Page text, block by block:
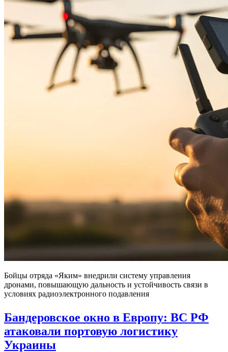
Бойцы отряда «Яким» внедрили систему управления
дронами, повышающую дальность и устойчивость связи в
условиях радиоэлектронного подавления
Бандеровское окно в Европу: ВС РФ
атаковали портовую логистику
Украины